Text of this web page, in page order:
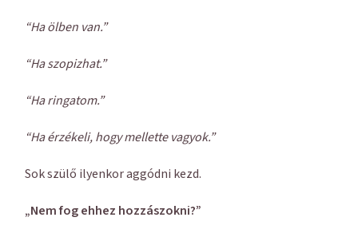
“Ha ölben van.”
“Ha szopizhat.”
“Ha ringatom.”
“Ha érzékeli, hogy mellette vagyok.”
Sok szülő ilyenkor aggódni kezd.
„Nem fog ehhez hozzászokni?”